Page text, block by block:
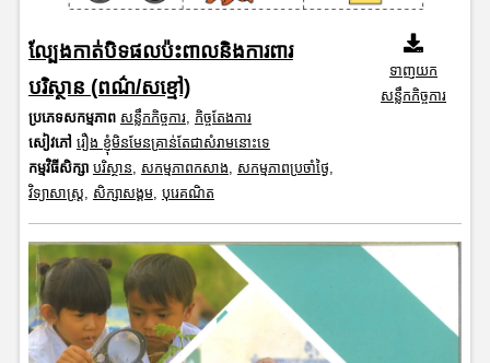
ល្បែងកាត់បិទផលប៉ះពាលនិងការពារ
បរិស្ថាន (ពណ៌/សខ្មៅ)
ប្រភេទសកម្មភាព សន្លឹកកិច្ចការ, កិច្ចតែងការ
សៀវភៅ រឿង ខ្ញុំមិនមែនគ្រាន់តែជាសំរាមនោះទេ
កម្មវិធីសិក្សា បរិស្ថាន សកម្មភាពកសាង សកម្មភាពប្រចាំថ្ងៃ
វិទ្យាសាស្រ្ត
សិក្សាសង្គម, បុរេគណិត
ទាញយក
សន្លឹកកិច្ចការ